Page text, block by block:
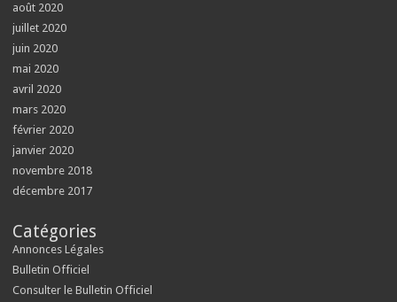
août 2020
juillet 2020
juin 2020
mai 2020
avril 2020
mars 2020
février 2020
janvier 2020
novembre 2018
décembre 2017
Catégories
Annonces Légales
Bulletin Officiel
Consulter le Bulletin Officiel